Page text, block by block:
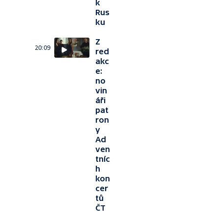
k
Rus
ku
20:09
Z
red
akc
e:
no
vin
áři
pat
ron
y
Ad
ven
tníc
h
kon
cer
tů
ČT